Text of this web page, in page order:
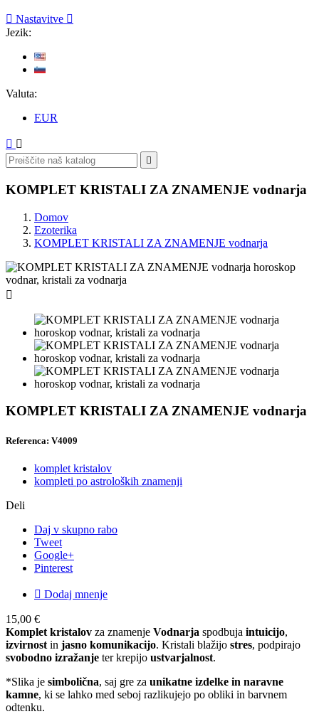
 Nastavitve 
Jezik:
Valuta:
EUR
 

KOMPLET KRISTALI ZA ZNAMENJE vodnarja
Domov
Ezoterika
KOMPLET KRISTALI ZA ZNAMENJE vodnarja

KOMPLET KRISTALI ZA ZNAMENJE vodnarja
Referenca: V4009
komplet kristalov
kompleti po astroloških znamenji
Deli
Daj v skupno rabo
Tweet
Google+
Pinterest
 Dodaj mnenje
15,00 €
Komplet kristalov za znamenje Vodnarja spodbuja intuicijo,
izvirnost in jasno komunikacijo. Kristali blažijo stres, podpirajo
svobodno izražanje ter krepijo ustvarjalnost.
*Slika je simbolična, saj gre za unikatne izdelke in naravne
kamne, ki se lahko med seboj razlikujejo po obliki in barvnem
odtenku.